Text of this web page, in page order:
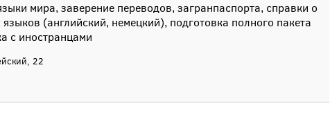
мира, заверение переводов, загранпаспорта, справки о
(английский, немецкий), подготовка полного пакета
с иностранцами
22